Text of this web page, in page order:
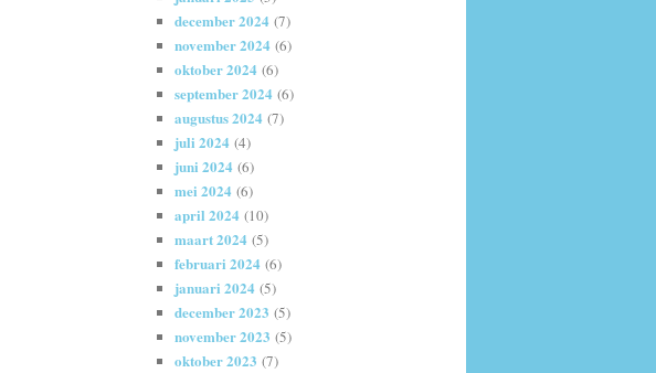
december 2024 (7)
november 2024 (6)
oktober 2024 (6)
september 2024 (6)
augustus 2024 (7)
juli 2024 (4)
juni 2024 (6)
mei 2024 (6)
april 2024 (10)
maart 2024 (5)
februari 2024 (6)
januari 2024 (5)
december 2023 (5)
november 2023 (5)
oktober 2023 (7)